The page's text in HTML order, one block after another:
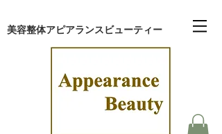
​美容整体アピアランスビューティー